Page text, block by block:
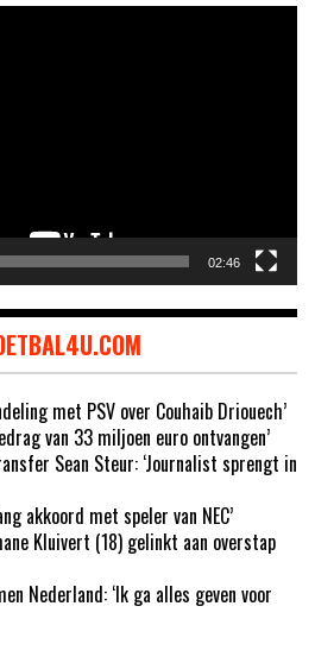
02:46
met PSV over Couhaib Driouech’
van 33 miljoen euro ontvangen’
Sean Steur: ‘Journalist sprengt in
akkoord met speler van NEC’
Kluivert (18) gelinkt aan overstap
Nederland: ‘Ik ga alles geven voor